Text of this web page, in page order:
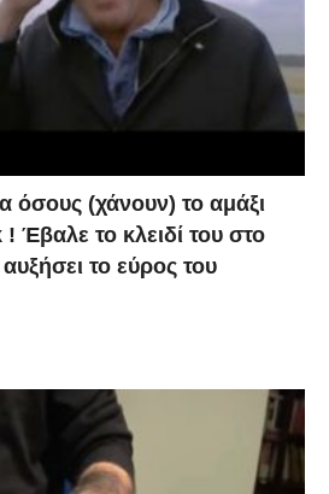
όσους (χάνουν) το αμάξι
Έβαλε το κλειδί του στο
το εύρος του